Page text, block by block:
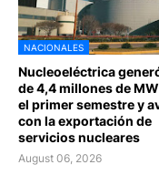
NACIONALES
Nucleoeléctrica
de 4,4 millones de
el primer semestre y
con la exportación de
servicios nucleares
August 06, 2026